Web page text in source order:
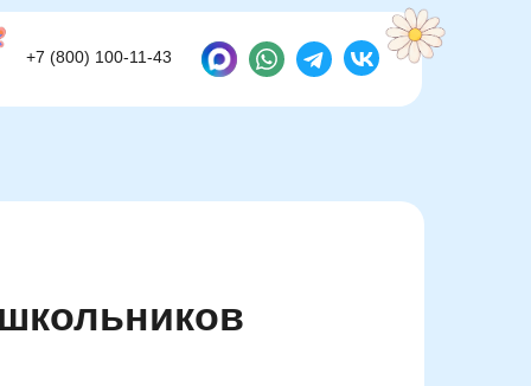
+7 (800) 100-11-43
+7 (800) 100-11-43